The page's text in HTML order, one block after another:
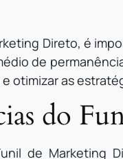
Direto, é
de
otimizar as
do
de Marketing